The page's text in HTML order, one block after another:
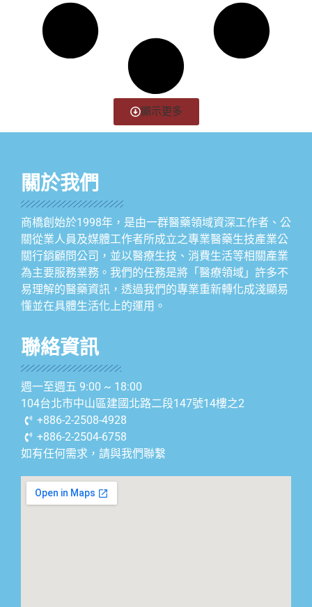
顯示更多
關於我們
商橋創始於1998年，是由一群醫藥領域資深工作者、公
關從業人員及媒體工作者所成立之專業醫藥生技產業公
關行銷顧問公司，並以醫療生技、消費生活等相關產業
為主要服務業務。我們的任務是將「醫療領域」許多不
易理解的醫藥資訊，透過我們的專業重新轉化成淺顯易
懂並在具體生活化上的運用。
聯絡資訊
週一至週五 9:00 ~ 18:00
104台北市中山區建國北路二段147號14樓之2
+886-2-2508-4928
+886-2-2504-6758
如有任何需求，請與我們聯繫